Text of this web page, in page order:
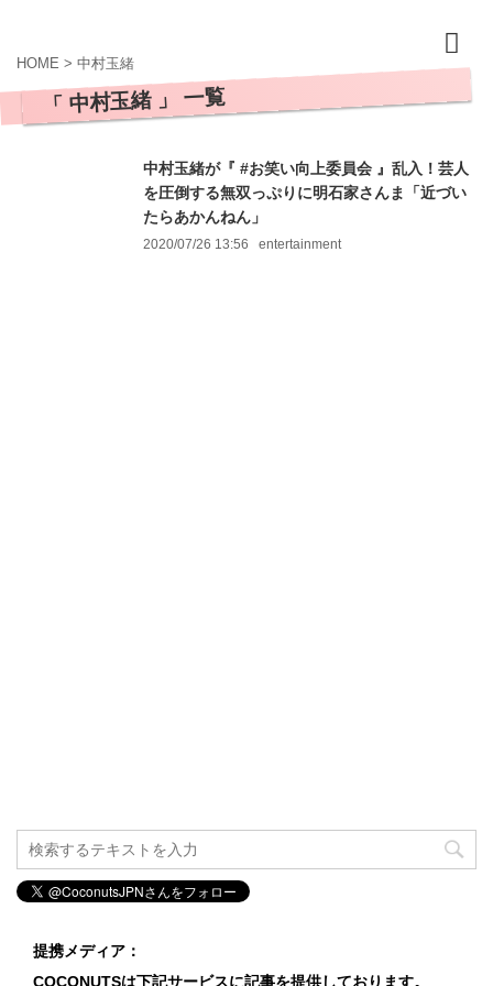
HOME > 中村玉緒
「 中村玉緒 」 一覧
中村玉緒が『 #お笑い向上委員会 』乱入！芸人
を圧倒する無双っぷりに明石家さんま「近づい
たらあかんねん」
2020/07/26 13:56 entertainment
提携メディア：
COCONUTSは下記サービスに記事を提供しております。